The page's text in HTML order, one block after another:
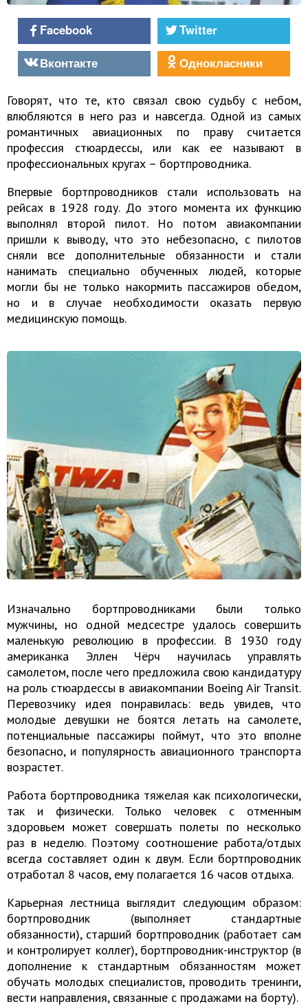
Facebook
Twitter
Вконтакте
Однокласники
Говорят, что те, кто связал свою судьбу с небом,
влюбляются в него раз и навсегда. Одной из самых
романтичных авиационных по праву считается
профессия стюардессы, или как ее называют в
профессиональных кругах – бортпроводника.
Впервые бортпроводников стали использовать на
рейсах в 1928 году. До этого момента их функцию
выполнял второй пилот. Но потом авиакомпании
пришли к выводу, что это небезопасно, с пилотов
сняли все дополнительные обязанности и стали
нанимать специально обученных людей, которые
могли бы не только накормить пассажиров обедом,
но и в случае необходимости оказать первую
медицинскую помощь.
Изначально бортпроводниками были только
мужчины, но одной медсестре удалось совершить
маленькую революцию в профессии. В 1930 году
американка Эллен Чёрч научилась управлять
самолетом, после чего предложила свою кандидатуру
на роль стюардессы в авиакомпании Boeing Air Transit.
Перевозчику идея понравилась: ведь увидев, что
молодые девушки не боятся летать на самолете,
потенциальные пассажиры поймут, что это вполне
безопасно, и популярность авиационного транспорта
возрастет.
Работа бортпроводника тяжелая как психологически,
так и физически. Только человек с отменным
здоровьем может совершать полеты по несколько
раз в неделю. Поэтому соотношение работа/отдых
всегда составляет один к двум. Если бортпроводник
отработал 8 часов, ему полагается 16 часов отдыха.
Карьерная лестница выглядит следующим образом:
бортпроводник (выполняет стандартные
обязанности), старший бортпроводник (работает сам
и контролирует коллег), бортпроводник-инструктор (в
дополнение к стандартным обязанностям может
обучать молодых специалистов, проводить тренинги,
вести направления, связанные с продажами на борту).